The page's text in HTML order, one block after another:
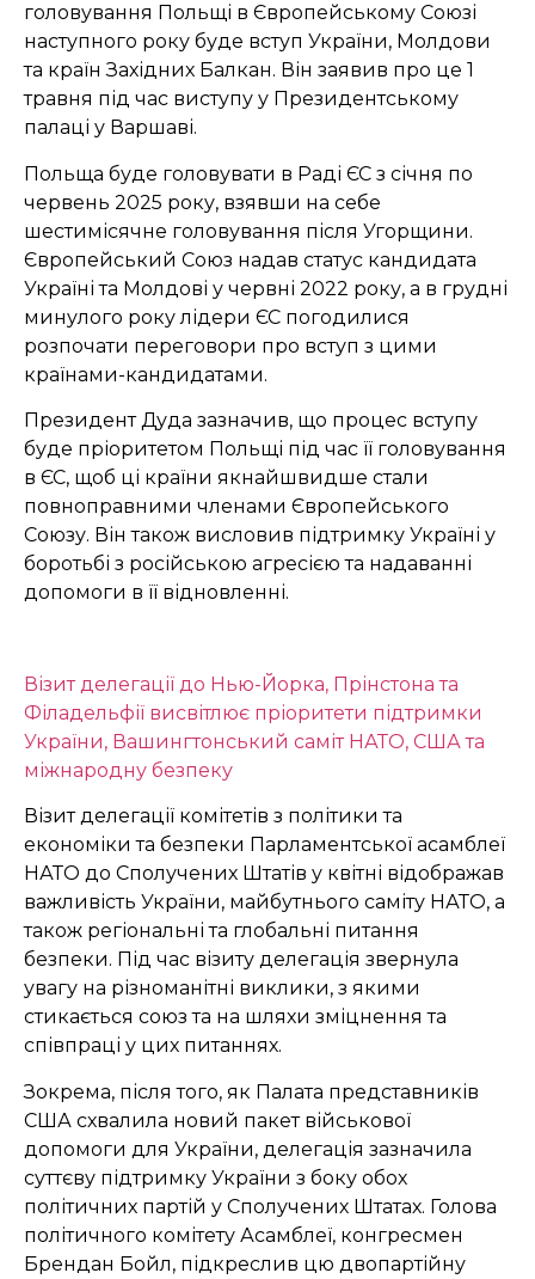
головування Польщі в Європейському Союзі
наступного року буде вступ України, Молдови
та країн Західних Балкан. Він заявив про це 1
травня під час виступу у Президентському
палаці у Варшаві.
Польща буде головувати в Раді ЄС з січня по
червень 2025 року, взявши на себе
шестимісячне головування після Угорщини.
Європейський Союз надав статус кандидата
Україні та Молдові у червні 2022 року, а в грудні
минулого року лідери ЄС погодилися
розпочати переговори про вступ з цими
країнами-кандидатами.
Президент Дуда зазначив, що процес вступу
буде пріоритетом Польщі під час її головування
в ЄС, щоб ці країни якнайшвидше стали
повноправними членами Європейського
Союзу. Він також висловив підтримку Україні у
боротьбі з російською агресією та надаванні
допомоги в її відновленні.
Візит делегації до Нью-Йорка, Прінстона та
Філадельфії висвітлює пріоритети підтримки
України, Вашингтонський саміт НАТО, США та
міжнародну безпеку
Візит делегації комітетів з політики та
економіки та безпеки Парламентської асамблеї
НАТО до Сполучених Штатів у квітні відображав
важливість України, майбутнього саміту НАТО, а
також регіональні та глобальні питання
безпеки. Під час візиту делегація звернула
увагу на різноманітні виклики, з якими
стикається союз та на шляхи зміцнення та
співпраці у цих питаннях.
Зокрема, після того, як Палата представників
США схвалила новий пакет військової
допомоги для України, делегація зазначила
суттєву підтримку України з боку обох
політичних партій у Сполучених Штатах. Голова
політичного комітету Асамблеї, конгресмен
Брендан Бойл, підкреслив цю двопартійну